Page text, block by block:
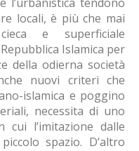
locali, è più che mai
e superficiale
Islamica per
della odierna società
nuovi criteri che
islamica e poggino
necessita di uno
l’imitazione dalle
spazio. D’altro